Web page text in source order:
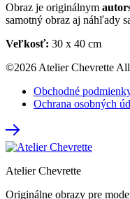
Obraz je originálnym
samotný obraz aj náhľady
Veľkosť: 30 x 40 cm
©2026 Atelier Chevrette All
Obchodné
Ochrana osobných
Atelier Chevrette
Originálne obrazy pre